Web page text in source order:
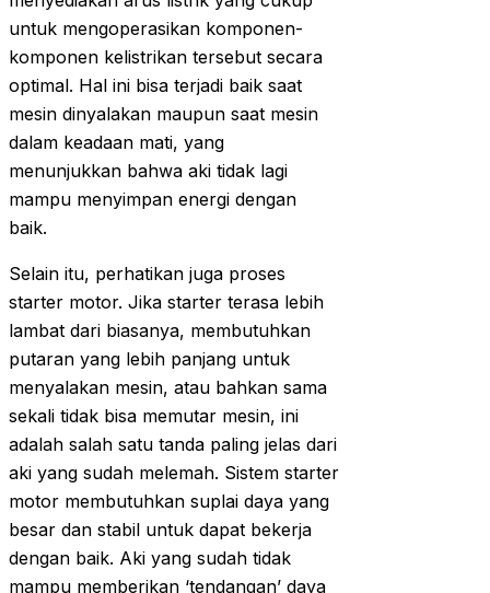
untuk mengoperasikan komponen-
komponen kelistrikan tersebut secara
optimal. Hal ini bisa terjadi baik saat
mesin dinyalakan maupun saat mesin
dalam keadaan mati, yang
menunjukkan bahwa aki tidak lagi
mampu menyimpan energi dengan
baik.
Selain itu, perhatikan juga proses
starter motor. Jika starter terasa lebih
lambat dari biasanya, membutuhkan
putaran yang lebih panjang untuk
menyalakan mesin, atau bahkan sama
sekali tidak bisa memutar mesin, ini
adalah salah satu tanda paling jelas dari
aki yang sudah melemah. Sistem starter
motor membutuhkan suplai daya yang
besar dan stabil untuk dapat bekerja
dengan baik. Aki yang sudah tidak
mampu memberikan ‘tendangan’ daya